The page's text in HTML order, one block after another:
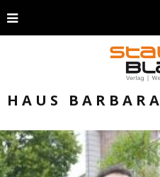
HAUS BARBARA